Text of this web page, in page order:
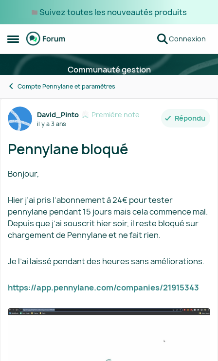
Suivez toutes les nouveautés produits
Ouvrir Menu Latéral
Passer au contenu Connexion
Communauté gestion
Compte Pennylane et paramètres
Forum Discussion
David_Pinto Première note
il y a 3 ans
Répondu
Pennylane bloqué
Bonjour,
Hier j’ai pris l’abonnement à 24€ pour tester
pennylane pendant 15 jours mais cela commence mal.
Depuis que j’ai souscrit hier soir, il reste bloqué sur
chargement de Pennylane et ne fait rien.
Je l’ai laissé pendant des heures sans améliorations.
https://app.pennylane.com/companies/21915343